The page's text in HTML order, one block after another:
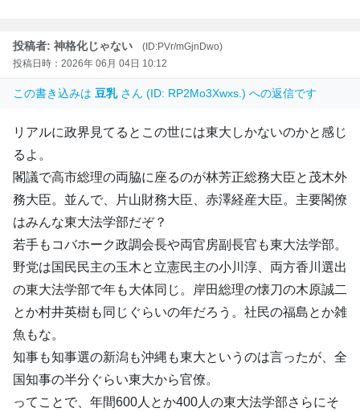
投稿者: 神格化じゃない
(ID:PVr/mGjnDwo)
投稿日時：2026年 06月 04日 10:12
この書き込みは 豆乳 さん (ID: RP2Mo3Xwxs.) への返信です
リアルに政界見てるとこの世には東大しかないのかと感じ
るよ。
閣議で高市総理の両脇に座るのが林芳正総務大臣と茂木外
務大臣。並んで、片山財務大臣、赤澤経産大臣。主要閣僚
はみんな東大法学部だぞ？
若手もコバホーク政調会長や両官房副長官も東大法学部。
野党は国民民主の玉木と立憲民主の小川淳、両方香川選出
の東大法学部で年も大体同じ。岸田総理の懐刀の木原誠二
とか村井英樹も同じぐらいの年だろう。社民の福島とか雑
魚もな。
知事も知事選の新潟も沖縄も東大というのは言ったが、全
国知事の半分ぐらい東大から官僚。
ってことで、年間600人とか400人の東大法学部さらにそ